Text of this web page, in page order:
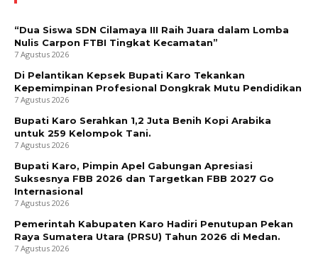
“Dua Siswa SDN Cilamaya III Raih Juara dalam Lomba
Nulis Carpon FTBI Tingkat Kecamatan”
7 Agustus 2026
Di Pelantikan Kepsek Bupati Karo Tekankan
Kepemimpinan Profesional Dongkrak Mutu Pendidikan
7 Agustus 2026
Bupati Karo Serahkan 1,2 Juta Benih Kopi Arabika
untuk 259 Kelompok Tani.
7 Agustus 2026
Bupati Karo, Pimpin Apel Gabungan Apresiasi
Suksesnya FBB 2026 dan Targetkan FBB 2027 Go
Internasional
7 Agustus 2026
Pemerintah Kabupaten Karo Hadiri Penutupan Pekan
Raya Sumatera Utara (PRSU) Tahun 2026 di Medan.
7 Agustus 2026